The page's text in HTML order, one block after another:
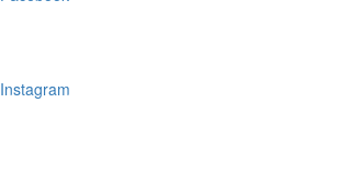
Instagram